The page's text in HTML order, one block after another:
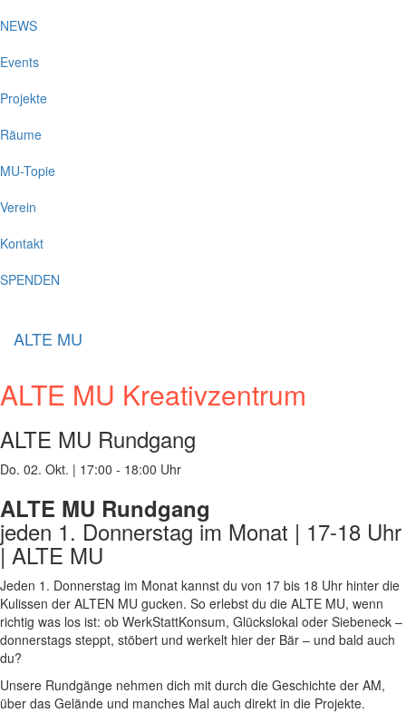
NEWS
Events
Projekte
Räume
MU-Topie
Verein
Kontakt
SPENDEN
ALTE MU
ALTE MU Kreativzentrum
ALTE MU Rundgang
Do. 02. Okt. | 17:00 - 18:00 Uhr
ALTE MU Rundgang
jeden 1. Donnerstag im Monat | 17-18 Uhr
| ALTE MU
Jeden 1. Donnerstag im Monat kannst du von 17 bis 18 Uhr hinter die
Kulissen der ALTEN MU gucken. So erlebst du die ALTE MU, wenn
richtig was los ist: ob WerkStattKonsum, Glückslokal oder Siebeneck –
donnerstags steppt, stöbert und werkelt hier der Bär – und bald auch
du?
Unsere Rundgänge nehmen dich mit durch die Geschichte der AM,
über das Gelände und manches Mal auch direkt in die Projekte.